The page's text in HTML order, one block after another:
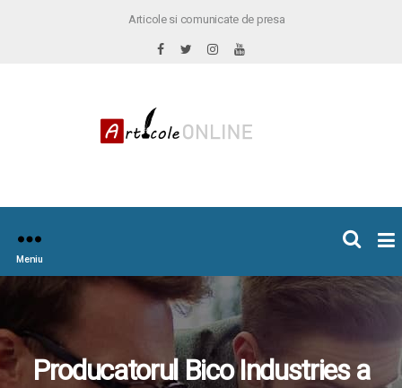
Articole si comunicate de presa
Meniu
Producatorul Bico Industries a